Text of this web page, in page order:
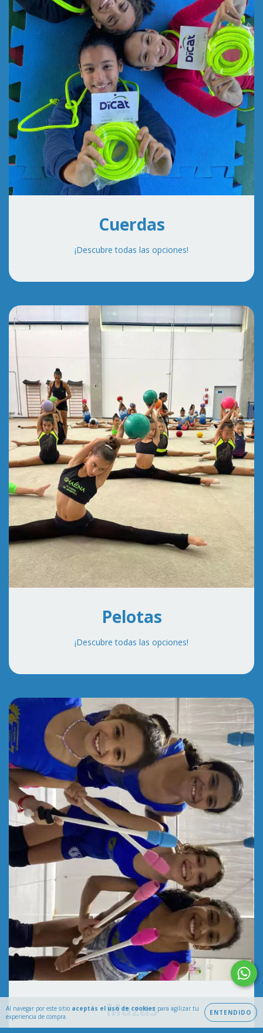
Al navegar por este sitio aceptás el uso de cookies para agilizar tu
experiencia de compra.
ENTENDIDO
Cuerdas
¡Descubre todas las opciones!
Pelotas
¡Descubre todas las opciones!
Mazas